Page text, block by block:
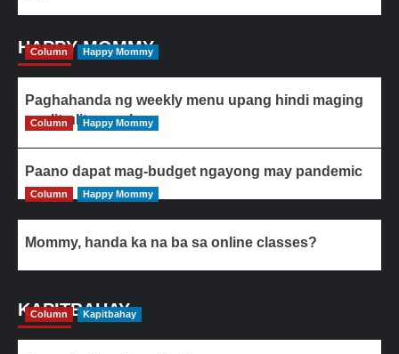
HAPPY MOMMY
Column Happy Mommy
Paghahanda ng weekly menu upang hindi maging
paulit-ulit ang ulam
Column Happy Mommy
Paano dapat mag-budget ngayong may pandemic
Column Happy Mommy
Mommy, handa ka na ba sa online classes?
KAPITBAHAY
Column Kapitbahay